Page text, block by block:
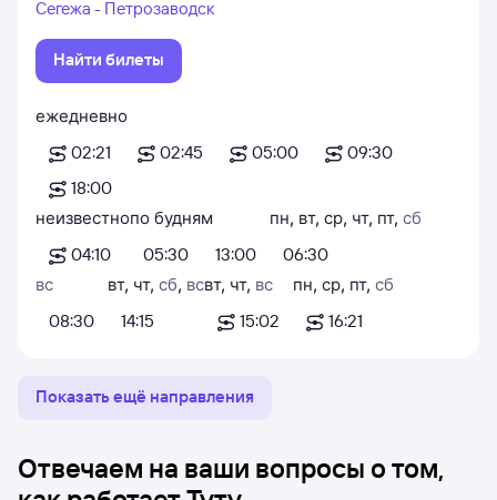
Сегежа - Петрозаводск
Найти билеты
ежедневно
02:21
02:45 05:00
09:30
18:00
неизвестно
04:10
по будням
05:30
13:00
пн, вт, ср, чт, пт, сб
06:30
вс
08:30
вт, чт, сб, вс
14:15
вт, чт, вс
15:02
пн, ср, пт, сб
16:21
Показать ещё направления
Отвечаем на ваши вопросы о том,